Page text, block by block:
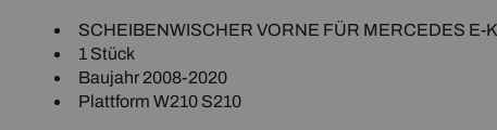
SCHEIBENWISCHER VORNE FÜR MERCEDES E-
1 Stück
Baujahr 2008-2020
Plattform W210 S210